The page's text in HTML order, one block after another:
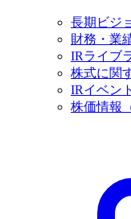
長期ビジ
財務・業
IRライブ
株式に関
IRイベント
株価情報